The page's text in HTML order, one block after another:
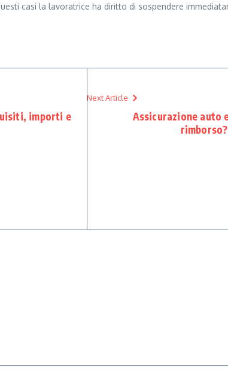
casi la lavoratrice ha diritto di sospendere
importi e
Next Article
Assicurazione auto